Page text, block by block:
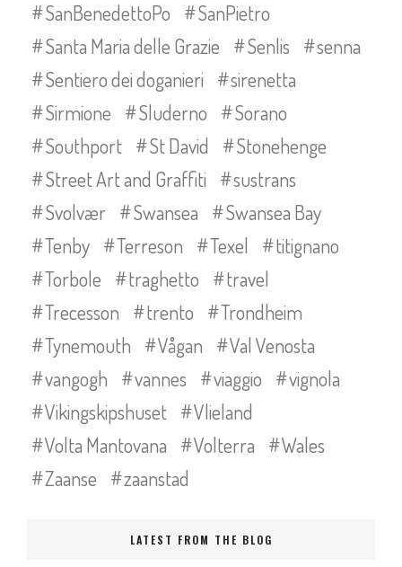
SanBenedettoPo
SanPietro
Santa Maria delle Grazie
Senlis
senna
Sentiero dei doganieri
sirenetta
Sirmione
Sluderno
Sorano
Southport
St David
Stonehenge
Street Art and Graffiti
sustrans
Svolvær
Swansea
Swansea Bay
Tenby
Terreson Texel
titignano
Torbole
traghetto
travel
Trecesson
trento
Trondheim
Tynemouth
Vågan
Val Venosta
vangogh
vannes viaggio
vignola
Vikingskipshuset
Vlieland
Volta Mantovana
Volterra
Wales
Zaanse
zaanstad
LATEST FROM THE BLOG